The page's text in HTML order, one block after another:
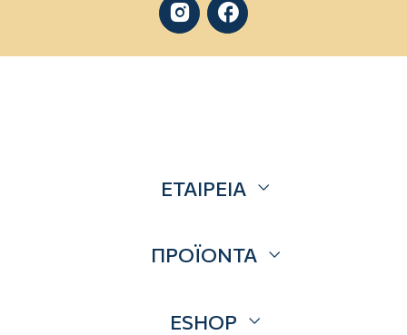
 
ΕΤΑΙΡΕΙΑ
Επικοινωνία
ΠΡΟΪΟΝΤΑ
Brands
ESHOP